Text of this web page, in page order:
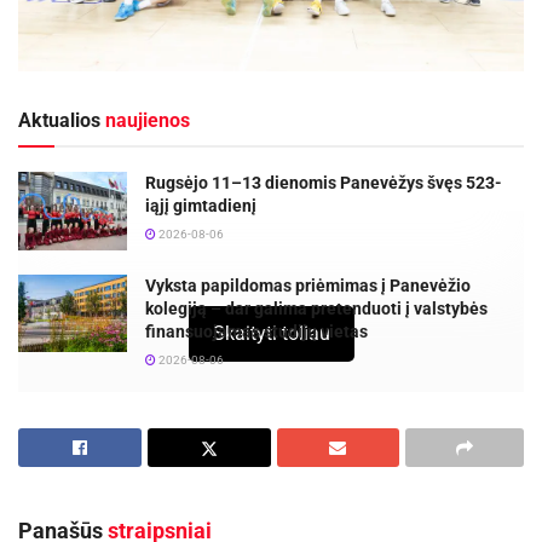
Aktualios naujienos
Rugsėjo 11–13 dienomis Panevėžys švęs 523-
iąjį gimtadienį
2026-08-06
Vyksta papildomas priėmimas į Panevėžio
kolegiją – dar galima pretenduoti į valstybės
finansuojamas studijų vietas
2026-08-06
Jau šį šeštadienį, vasario 8 d., geriausi Panevėžio
sporto centro krepšininkai su treneriais skubės į
svarbiausias Moksleivių krepšinio lygos (LIDL-
Skaityti toliau
Panašūsstraipsniai